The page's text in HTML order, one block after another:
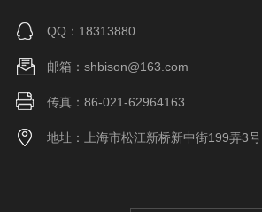
QQ：18313880
邮箱：shbison@163.com
传真：86-021-62964163
地址：上海市松江新桥新中街199弄3号